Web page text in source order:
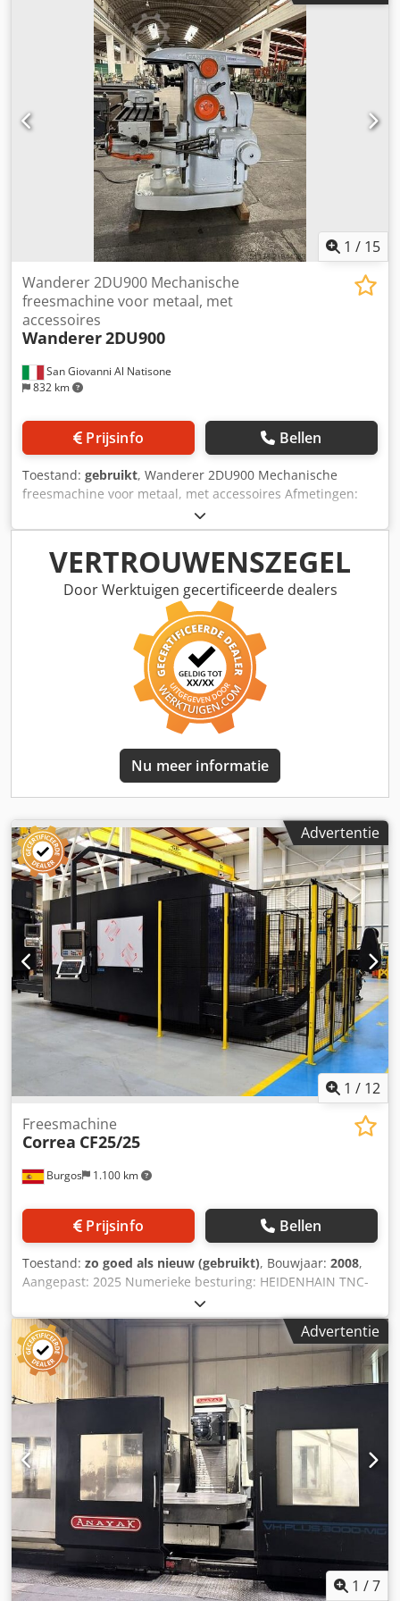
exclusief demontage, verpakking en transport. Verkoop
vanuit locatie, tussentijdse verkoop voorbehouden. De
machines worden in gebruikte staat verkocht; enige vorm
van garantie en aansprakelijkheid is uitgesloten.
Boorbeweging (W) 700 mm Draaischijf (B) 360 - 0,001 graad
Boorspindel dia. 150 mm Spiltoerental 50-2200 rpm
Spilconus 50 ISO Vermogen spindelmotor 30 kW Ram
grootte 580-430 mm CNC Besturing Heidenhain iTNC530
Toebehoren: Koeling door spindel 60 bar ATC 60 potten
Uren: Dkjdegui Txjpfx Afisr Spindel 27.048 uren
Afmetingen machine: Hoogte 4.856 mm Lengte 6.663 mm
Breedte 10.000 mm Gewicht 70 T Bouwjaar 2006
1 / 15
San Giovanni Al Natisone
832 km
Wanderer 2DU900 Mechanische
freesmachine voor metaal, met
accessoires
Wanderer2DU900
Prijsinfo Bellen
Toestand: gebruikt, Wanderer 2DU900 Mechanische
freesmachine voor metaal, met accessoires Afmetingen:
Machine 175 x 180 x 170 cm + accessoirepallet 100 x 100
cm Indicatief gewicht: 3 ton Djdpfx Asy S Ab Ujfiskr
VERTROUWENSZEGEL
Door Werktuigen gecertificeerde dealers
Nu meer informatie
Advertentie
1 / 12
Burgos 1.100 km
Freesmachine
Correa CF25/25
Prijsinfo Bellen
Toestand: zo goed als nieuw (gebruikt), Bouwjaar: 2008,
Aangepast: 2025 Numerieke besturing: HEIDENHAIN TNC-
530 Technische specificaties Afmetingen Djdpey D Uzwjfx
Afiokr Tafelafmetingen: 2800 x 1000 mm Aantal T-sleuven:
5 T-sleufafmetingen: 22 mm Asverplaatsingen X-as
verplaatsing: 2500 mm Y-as verplaatsing: 1000 mm Z-as
verplaatsing: 1500 mm Verticale capaciteit (VC): 96 / 1596
mm Freeskop Type kop: Universeel handbediend (U22)
(Optie: nieuwe automatisch indexerende UDG-kop, elke
2,5º) Gereedschapsklemsysteem: Hydraulisch
Spindelconus: ISO 50 (DIN 69871) Trekbout: DIN 69872
Toerentalbereik: 20-3000 t/min Spindelvermogen: 22 kW
Voedingen Voedingssnelheden: 5000 mm/min Snelle
verplaatsingen (X,Y,Z): 20000 mm/min Gewicht en
afmetingen Maximaal gewicht op tafel: 6000 kg
Machinegewicht (ca.): 23000 kg Machineafmetingen (ca.):
7750 x 4400 x 3500 mm Accessoires Afkasting: 2
schuifdeuren en nieuwe rondom gaasafscherming
Advertentie
1 /7